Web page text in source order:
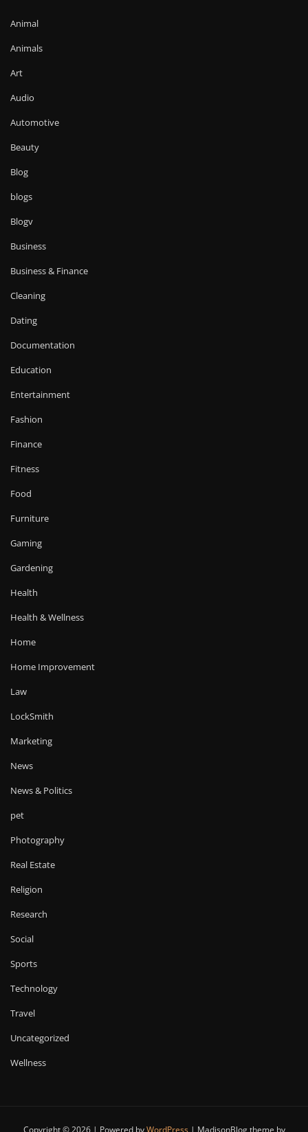
Animal
Animals
Art
Audio
Automotive
Beauty
Blog
blogs
Blogv
Business
Business & Finance
Cleaning
Dating
Documentation
Education
Entertainment
Fashion
Finance
Fitness
Food
Furniture
Gaming
Gardening
Health
Health & Wellness
Home
Home Improvement
Law
LockSmith
Marketing
News
News & Politics
pet
Photography
Real Estate
Religion
Research
Social
Sports
Technology
Travel
Uncategorized
Wellness
Copyright © 2026 | Powered byWordPress | MadisonBlog theme by